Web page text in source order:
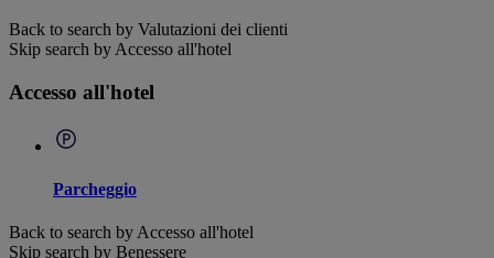
Back to search by Valutazioni dei clienti
Skip search by Accesso all'hotel
Accesso all'hotel
Parcheggio
Back to search by Accesso all'hotel
Skip search by Benessere